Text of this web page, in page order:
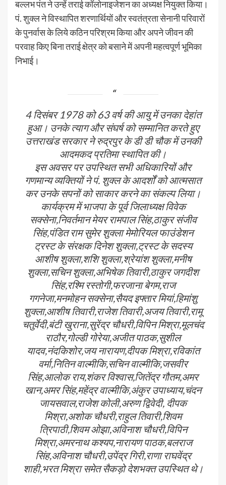
बल्लभ पंत ने उन्हें तराई कॉलोनाइजेशन का अध्यक्ष नियुक्त किया।
पं. शुक्ल ने विस्थापित शरणार्थियों और स्वतंत्रता सेनानी परिवारों
के पुनर्वास के लिये कठिन परिश्रम किया और अपने जीवन की
परवाह किए बिना तराई क्षेत्र को बसाने में अपनी महत्वपूर्ण भूमिका
निभाई।
4 दिसंबर 1978 को 63 वर्ष की आयु में उनका देहांत
हुआ। उनके त्याग और संघर्ष को सम्मानित करते हुए
उत्तराखंड सरकार ने रुद्रपुर के डी डी चौक में उनकी
आदमकद प्रतिमा स्थापित की।
इस अवसर पर उपस्थित सभी अधिकारियों और
गणमान्य व्यक्तियों ने पं. शुक्ल के आदर्शों को आत्मसात
कर उनके सपनों को साकार करने का संकल्प लिया।
कार्यक्रम में भाजपा के पूर्व जिलाध्यक्ष विवेक
सक्सेना,निवर्तमान मेयर रामपाल सिंह,ठाकुर संजीव
सिंह,पंडित राम सुमेर शुक्ला मेमोरियल फाउंडेशन
ट्रस्ट के संरक्षक दिनेश शुक्ला,ट्रस्ट के सदस्य
आशीष शुक्ला,शशि शुक्ला,श्रेयांश शुक्ला,मनीष
शुक्ला,सचिन शुक्ला,अभिषेक तिवारी,ठाकुर जगदीश
सिंह,रश्मि रस्तोगी,फरजाना बेगम,राज
गगनेजा,मनमोहन सक्सेना,सैयद इफ्तार मियां,हिमांशु
शुक्ला,आशीष तिवारी,राजेश तिवारी,अजय तिवारी,रामू
चतुर्वेदी,बंटी खुराना,सुरेंद्र चौधरी,विपिन मिश्रा,मूलचंद
राठौर,गोल्डी गोरेया,अजीत पाठक,सुशील
यादव,नंदकिशोर,जय नारायण,दीपक मिश्रा,रविकांत
वर्मा,नितिन वाल्मीकि,सचिन वाल्मीकि,जसवीर
सिंह,आलोक राय,शंकर विश्वास,जितेंद्र गौतम,अमर
खान,अमर सिंह,महेंद्र वाल्मीकि,अंकुर उपाध्याय,चंदन
जायसवाल,राजेश कोली,अरुण द्विवेदी, दीपक
मिश्रा,अशोक चौधरी,राहुल तिवारी,शिवम
त्रिपाठी,शिवम ओझा,अविनाश चौधरी,विपिन
मिश्रा,अमरनाथ कश्यप,नारायण पाठक,बलराज
सिंह,अविनाश चौधरी,उपेंद्र गिरी,राणा राघवेंद्र
शाही,भरत मिश्रा समेत सैकड़ो देशभक्त उपस्थित थे।